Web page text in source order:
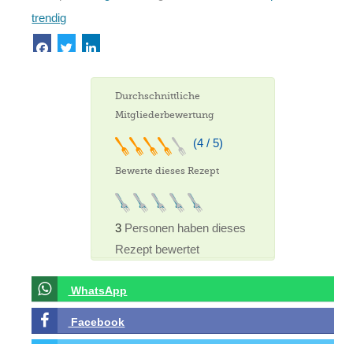
trendig
Durchschnittliche
Mitgliederbewertung
(4 / 5)
Bewerte dieses Rezept
3 Personen haben dieses
Rezept bewertet
WhatsApp
Facebook